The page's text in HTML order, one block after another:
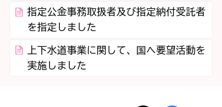
指定公金事務取扱者及び指定納付受託者
を指定しました
上下水道事業に関して、国へ要望活動を
実施しました